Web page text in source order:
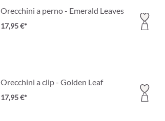
Orecchini a perno - Emerald Leaves
17,95 €*
Orecchini a clip - Golden Leaf
17,95 €*